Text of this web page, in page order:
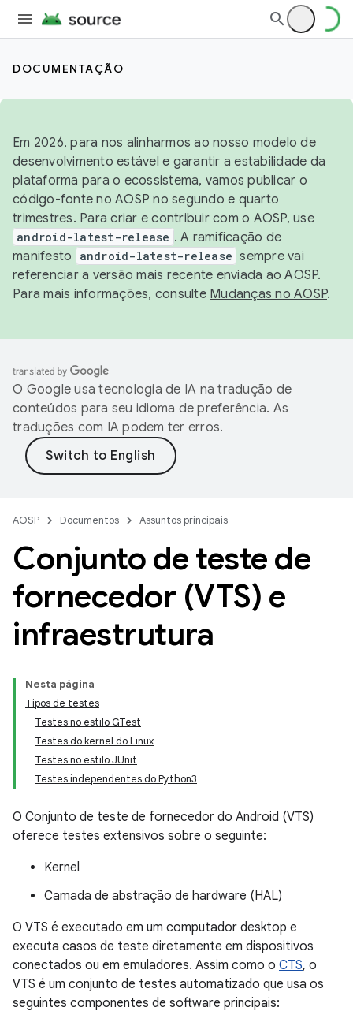
DOCUMENTAÇÃO
Em 2026, para nos alinharmos ao nosso modelo de
desenvolvimento estável e garantir a estabilidade da
plataforma para o ecossistema, vamos publicar o
código-fonte no AOSP no segundo e quarto
trimestres. Para criar e contribuir com o AOSP, use
android-latest-release . A ramificação de
manifesto
android-latest-release sempre vai
referenciar a versão mais recente enviada ao AOSP.
Para mais informações, consulte Mudanças no AOSP.
O Google usa tecnologia de IA na tradução de
conteúdos para seu idioma de preferência. As
traduções com IA podem ter erros.
AOSP Documentos Assuntos principais
Conjunto de teste de
fornecedor (VTS) e
infraestrutura
Nesta página
Tipos de testes
Testes no estilo GTest
Testes do kernel do Linux
Testes no estilo JUnit
Testes independentes do Python3
O Conjunto de teste de fornecedor do Android (VTS)
oferece testes extensivos sobre o seguinte:
Kernel
Camada de abstração de hardware (HAL)
O VTS é executado em um computador desktop e
executa casos de teste diretamente em dispositivos
conectados ou em emuladores. Assim como o CTS, o
VTS é um conjunto de testes automatizado que usa os
seguintes componentes de software principais: